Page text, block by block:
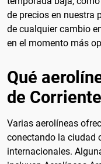
de precios en nuestra
de cualquier cambio
en el momento más
Qué
de
Varias aerolíneas
conectando la ciudad
internacionales.